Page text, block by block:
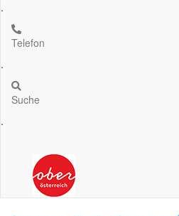
.
Telefon
.
Suche
.